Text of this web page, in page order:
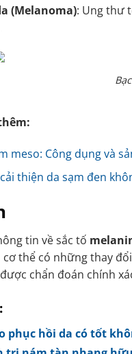
(Melanoma): Ung thư
meso: Công dụng và
thiện da sạm đen
tin về sắc tố
thể có những thay
chẩn đoán chính
phục hồi da có tốt